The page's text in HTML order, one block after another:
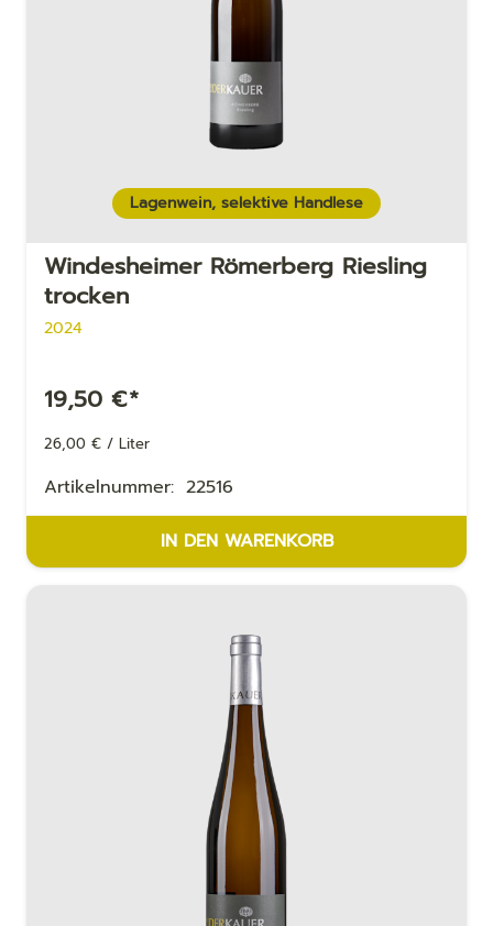
Lagenwein, selektive Handlese
Windesheimer Römerberg Riesling
trocken
2024
19,50 €*
26,00 € / Liter
Artikelnummer: 22516
IN DEN WARENKORB